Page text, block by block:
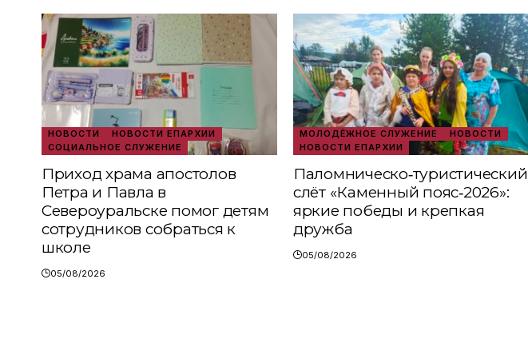
НОВОСТИ
НОВОСТИ ЕПАРХИИ
СОЦИАЛЬНОЕ СЛУЖЕНИЕ
Приход храма апостолов
Петра и Павла в
Североуральске помог детям
сотрудников собраться к
школе
05/08/2026
МОЛОДЁЖНОЕ СЛУЖЕНИЕ
НОВОСТИ
НОВОСТИ ЕПАРХИИ
Паломническо‑туристический
слёт «Каменный пояс‑2026»:
яркие победы и крепкая
дружба
05/08/2026